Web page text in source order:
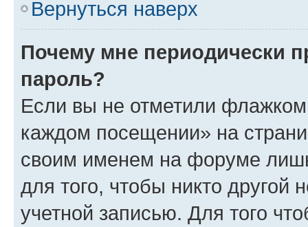
Вернуться наверх
Почему мне периодически
пароль?
Если вы не отметили флажком
каждом посещении» на
своим именем на форуме
для того, чтобы никто другой
учетной записью. Для того